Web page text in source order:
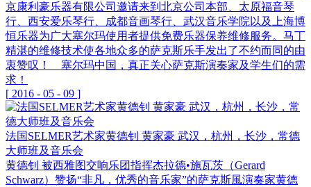
京康利豪乐器有限公司邀请来到北京公司本部、太原福音琴
行、西安爱乐琴行、成都音画琴行、武汉音乐学院以及上海博
恒乐器为广大塞尔玛使用者提供免费乐器保养维修服务。马丁
精湛的维修技术使各地众多的萨克斯乐手发出了不约而同的由
衷赞叹！ 塞尔玛中国，真正关心萨克斯演奏家及学生们的需
求！
[ 2016 - 05 - 09 ]
法国SELMER艺术家黄德钊 黄家豪 武汉，杭州，长沙，常德
大师班及音乐会
黄德钊 被西雅图交响乐团指挥杰拉德•施瓦茨（Gerard
Schwarz）赞扬“非凡，优秀的音乐家”的萨克斯風演奏家黄德